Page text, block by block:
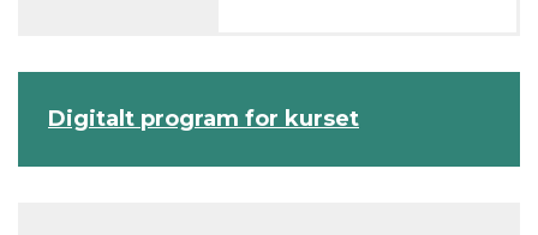
Digitalt program for kurset